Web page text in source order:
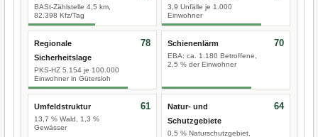
BASt-Zählstelle 4,5 km,
82.398 Kfz/Tag
3,9 Unfälle je 1.000
Einwohner
Regionale
Sicherheitslage
PKS-HZ 5.154 je 100.000
Einwohner in Gütersloh
78 Schienenlärm
EBA: ca. 1.180 Betroffene,
2,5 % der Einwohner
70
Umfeldstruktur
13,7 % Wald, 1,3 %
Gewässer
61
Natur- und
Schutzgebiete
0,5 % Naturschutzgebiet,
64